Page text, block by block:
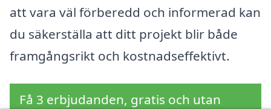
att vara väl förberedd och informerad kan
du säkerställa att ditt projekt blir både
framgångsrikt och kostnadseffektivt.
Få 3 erbjudanden, gratis och utan